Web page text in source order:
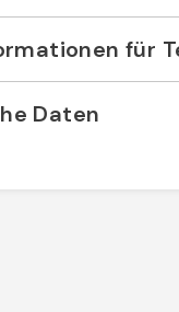
für
Daten